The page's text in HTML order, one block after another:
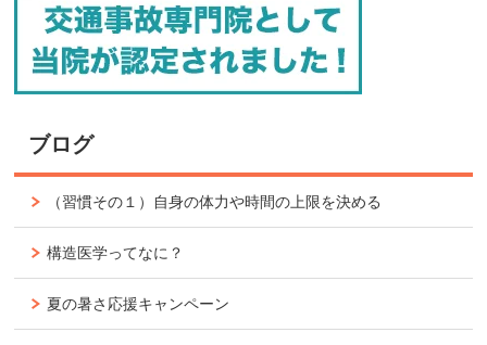
ブログ
（習慣その１）自身の体力や時間の上限を決める
構造医学ってなに？
夏の暑さ応援キャンペーン